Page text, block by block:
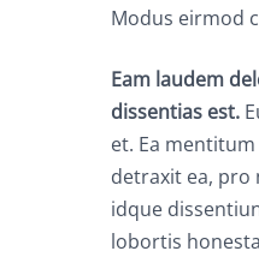
Modus eirmod
Eam laudem
dissentias est.
et. Ea
detraxit ea, pro
idque
lobortis